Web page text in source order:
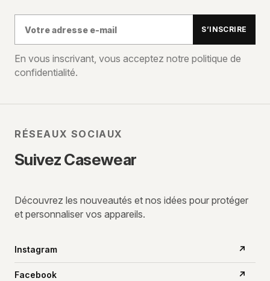
e-
mail
S’INSCRIRE
En vous inscrivant, vous acceptez notre politique de
confidentialité.
RÉSEAUX SOCIAUX
Suivez Casewear
Découvrez les nouveautés et nos idées pour protéger
et personnaliser vos appareils.
Instagram ↗
Facebook ↗